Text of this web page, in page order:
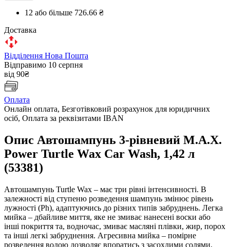
12 або більше 726.66 ₴
Доставка
Відділення Нова Пошта
Відправимо 10 серпня
від 90₴
Оплата
Онлайн оплата, Безготівковий розрахунок для юридичних
осіб, Оплата за реквізитами IBAN
Опис Автошампунь 3-рівневий M.A.X.
Power Turtle Wax Car Wash, 1,42 л
(53381)
Автошампунь Turtle Wax – має три рівні інтенсивності. В
залежності від ступеню розведення шампунь змінює рівень
лужності (Ph), адаптуючись до різних типів забруднень. Легка
мийка – дбайливе миття, яке не змиває нанесені воски або
інші покриття та, водночас, змиває масляні плівки, жир, порох
та інші легкі забруднення. Агресивна мийка – помірне
розведення водою дозволяє впоратись з засохлими солями,